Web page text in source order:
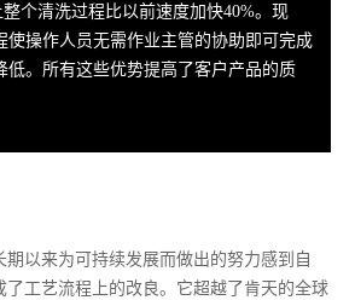
个清洗过程比以前速度加快40%。现
使操作人员无需作业主管的协助即可完成
低。所有这些优势提高了客户产品的质
以来为可持续发展而做出的努力感到自
了工艺流程上的改良。它超越了肯天的全球